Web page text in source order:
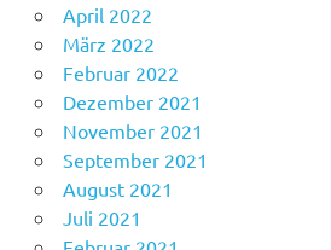
April 2022
März 2022
Februar 2022
Dezember 2021
November 2021
September 2021
August 2021
Juli 2021